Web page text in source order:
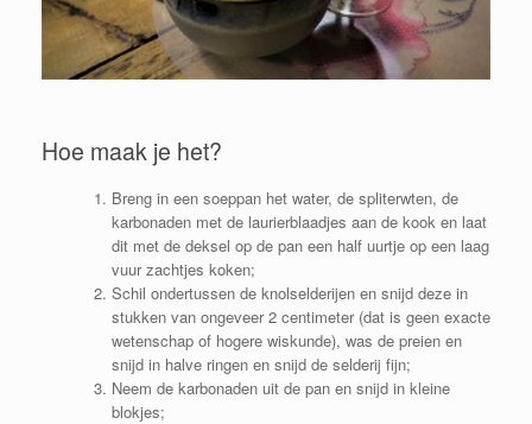
Hoe maak je het?
Breng in een soeppan het water, de spliterwten, de
karbonaden met de laurierblaadjes aan de kook en laat
dit met de deksel op de pan een half uurtje op een laag
vuur zachtjes koken;
Schil ondertussen de knolselderijen en snijd deze in
stukken van ongeveer 2 centimeter (dat is geen exacte
wetenschap of hogere wiskunde), was de preien en
snijd in halve ringen en snijd de selderij fijn;
Neem de karbonaden uit de pan en snijd in kleine
blokjes;